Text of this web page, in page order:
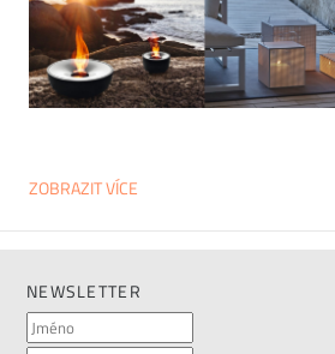
ZOBRAZIT VÍCE
NEWSLETTER